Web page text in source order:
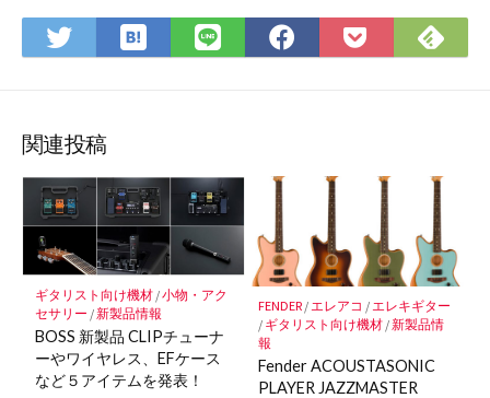
Twitter
で
ア
は
て
マ
ー
ク
に
保
存
LINE
で
Facebook
で
Pocket
に
で
関連投稿
ギタリスト向け機材/小物・アク
セサリー /新製品情報
BOSS 新製品 CLIPチューナ
ーやワイヤレス、EFケース
など５アイテムを発表！
FENDER/ エレアコ / エレキギター
/ ギタリスト向け機材/新製品情
報
Fender ACOUSTASONIC
PLAYER JAZZMASTER